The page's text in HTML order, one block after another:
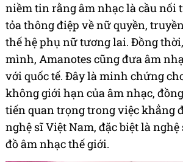
niềm tin rằng âm nhạc là cầu nối
tỏa thông điệp về nữ quyền,
thế hệ phụ nữ tương lai. Đồng
mình, Amanotes cũng đưa âm
với quốc tế. Đây là minh chứng
không giới hạn của âm nhạc,
tiến quan trọng trong việc khẳng
nghệ sĩ Việt Nam, đặc biệt là
đồ âm nhạc thế giới.